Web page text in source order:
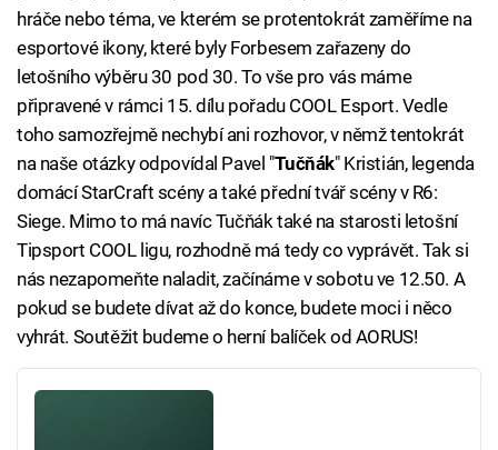
hráče nebo téma, ve kterém se protentokrát zaměříme na
esportové ikony, které byly Forbesem zařazeny do
letošního výběru 30 pod 30. To vše pro vás máme
připravené v rámci 15. dílu pořadu COOL Esport. Vedle
toho samozřejmě nechybí ani rozhovor, v němž tentokrát
na naše otázky odpovídal Pavel "Tučňák" Kristián, legenda
domácí StarCraft scény a také přední tvář scény v R6:
Siege. Mimo to má navíc Tučňák také na starosti letošní
Tipsport COOL ligu, rozhodně má tedy co vyprávět. Tak si
nás nezapomeňte naladit, začínáme v sobotu ve 12.50. A
pokud se budete dívat až do konce, budete moci i něco
vyhrát. Soutěžit budeme o herní balíček od AORUS!